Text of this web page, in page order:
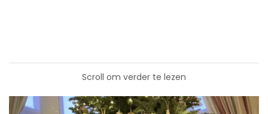
Scroll om verder te lezen